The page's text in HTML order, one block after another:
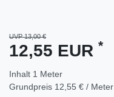
UVP 13,00 €
12,55 EUR *
Inhalt 1 Meter
Grundpreis 12,55 € / Meter